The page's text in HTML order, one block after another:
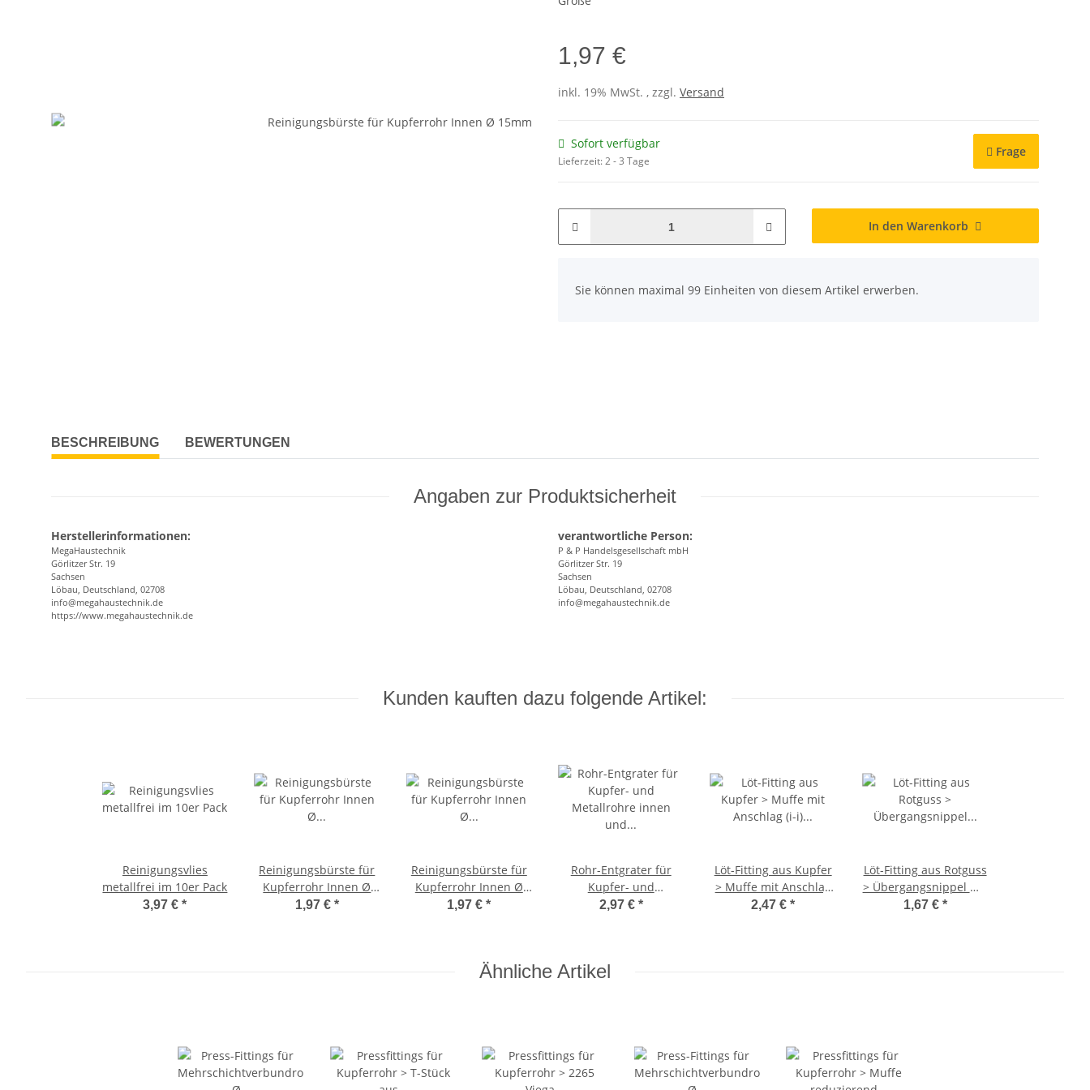
1,97 €
inkl. 19% MwSt. , zzgl. Versand
Sofort verfügbar
Lieferzeit:2 - 3 Tage
Frage
In den Warenkorb
Sie können maximal 99 Einheiten von diesem Artikel erwerben.
BESCHREIBUNG BEWERTUNGEN
Angaben zur Produktsicherheit
Herstellerinformationen:
MegaHaustechnik
Görlitzer Str. 19
Sachsen
Löbau, Deutschland, 02708
info@megahaustechnik.de
https://www.megahaustechnik.de
verantwortliche Person:
P & P Handelsgesellschaft mbH
Görlitzer Str. 19
Sachsen
Löbau, Deutschland, 02708
info@megahaustechnik.de
Kunden kauften dazu folgende Artikel:
Reinigungsvlies
metallfrei im 10er Pack
3,97 €*
Reinigungsbürste für
Kupferrohr Innen Ø
18mm
1,97 € *
Reinigungsbürste für
Kupferrohr Innen Ø
22mm
1,97 €*
Rohr-Entgrater für
Kupfer- und
Metallrohre innen und
2,97 € *
Löt-Fitting aus Kupfer
> Muffe mit Anschlag
(i-i) Serie 5270 15 mm
2,47 €*
Löt-Fitting aus Rotguss
> Übergangsnippel mit
Außengewinde (i-AG)
1,67 € *
Ähnliche Artikel